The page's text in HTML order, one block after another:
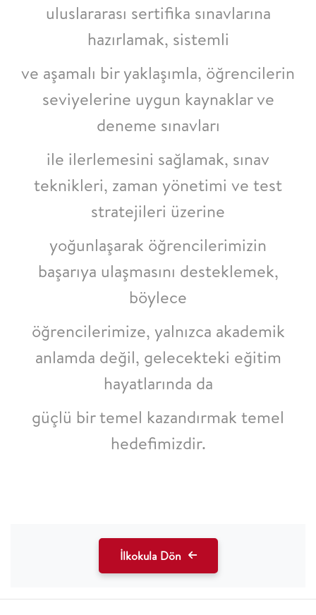
uluslararası sertifika sınavlarına
hazırlamak, sistemli
ve aşamalı bir yaklaşımla, öğrencilerin
seviyelerine uygun kaynaklar ve
deneme sınavları
ile ilerlemesini sağlamak, sınav
teknikleri, zaman yönetimi ve test
stratejileri üzerine
yoğunlaşarak öğrencilerimizin
başarıya ulaşmasını desteklemek,
böylece
öğrencilerimize, yalnızca akademik
anlamda değil, gelecekteki eğitim
hayatlarında da
güçlü bir temel kazandırmak temel
hedefimizdir.
İlkokula Dön